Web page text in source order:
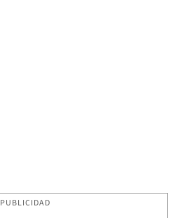
PUBLICIDAD